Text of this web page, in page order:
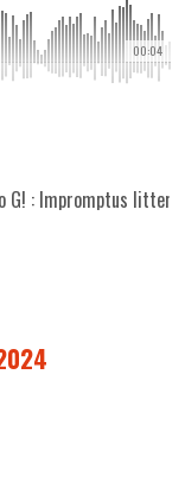
00:04
G! : Impromptus